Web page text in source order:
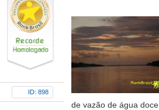
ID: 898
de vazão de água doce.